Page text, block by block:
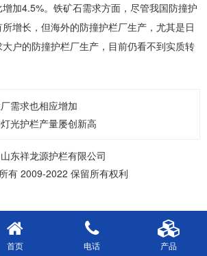
增加4.5%。铁矿石需求方面，尽管我国 防撞护
增长，但海外的 防撞护栏厂生产，尤其是日
大户的 防撞护栏厂生产，目前仍看不到实质转
需求也相应增加
光护栏产量屡创新高
山东祥龙源护栏有限公司
有 2009-2022 保留所有权利
首页 电话 产品